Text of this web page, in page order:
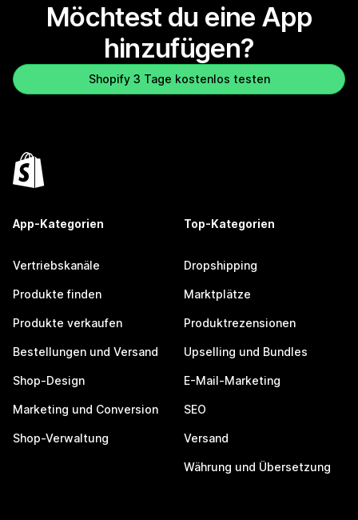
Möchtest du eine App
hinzufügen?
Shopify 3 Tage kostenlos testen
App-Kategorien
Vertriebskanäle
Produkte finden
Produkte verkaufen
Bestellungen und Versand
Shop-Design
Marketing und Conversion
Shop-Verwaltung
Top-Kategorien
Dropshipping
Marktplätze
Produktrezensionen
Upselling und Bundles
E-Mail-Marketing
SEO
Versand
Währung und Übersetzung